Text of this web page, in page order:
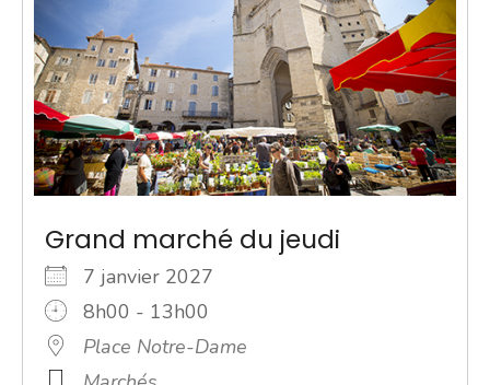
Grand marché du jeudi
7 janvier 2027
8h00 - 13h00
Place Notre-Dame